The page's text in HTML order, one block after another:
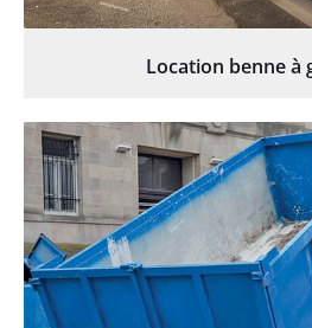
Location benne à